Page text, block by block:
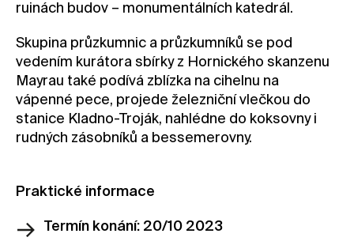
ruinách budov – monumentálních katedrál.
Skupina průzkumnic a průzkumníků se pod
vedením kurátora sbírky z Hornického skanzenu
Mayrau také podívá zblízka na cihelnu na
vápenné pece, projede železniční vlečkou do
stanice Kladno-Troják, nahlédne do koksovny i
rudných zásobníků a bessemerovny.
Praktické informace
Termín konání: 20/10 2023